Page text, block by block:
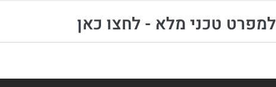
למפרט טכני מלא - לחצו כאן